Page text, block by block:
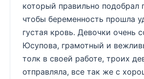
который правильно подобрал
чтобы беременность прошла
густая кровь. Девочки очень
Юсупова, грамотный и
толк в своей работе, троих
отправляла, все так же с